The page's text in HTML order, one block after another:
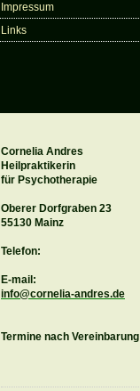
Impressum
Links
Cornelia Andres
Heilpraktikerin
für Psychotherapie
Oberer Dorfgraben 23
55130 Mainz
Telefon:
E-mail:
info@cornelia-andres.de
Termine nach Vereinbarung